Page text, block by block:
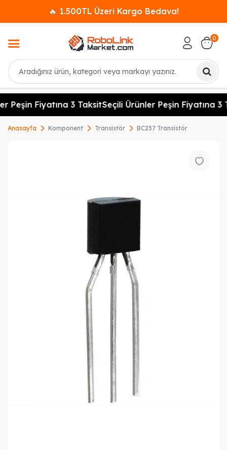
🔥 1.500TL Üzeri Kargo Bedava!
Ara
0
Peşin Fiyatına 3 TaksitSeçili Ürünler Peşin Fiyatına 3
Anasayfa Komponent Transistör BC237 Transistör